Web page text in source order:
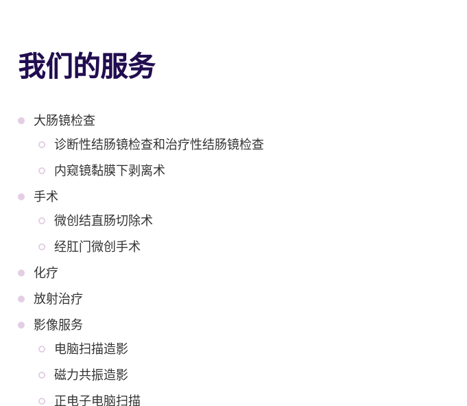
我们的服务
大肠镜检查
诊断性结肠镜检查和治疗性结肠镜检查
内窥镜黏膜下剥离术
手术
微创结直肠切除术
经肛门微创手术
化疗
放射治疗
影像服务
电脑扫描造影
磁力共振造影
正电子电脑扫描